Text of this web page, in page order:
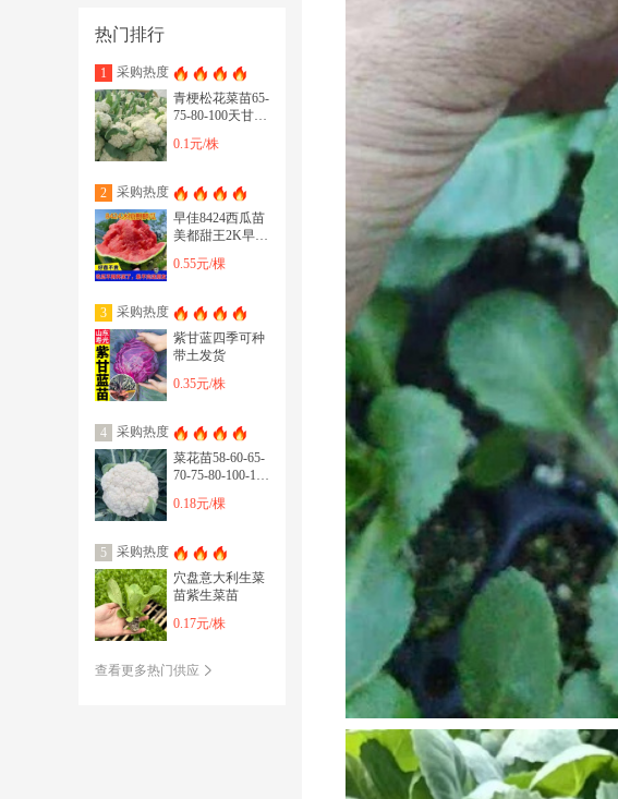
热门排行
1
采购热度
青梗松花菜苗65-
75-80-100天甘蓝
苗
0.1元/株
2
采购热度
早佳8424西瓜苗
美都甜王2K早春
直播西瓜有苗
0.55元/棵
3
采购热度
紫甘蓝四季可种
带土发货
0.35元/株
4
采购热度
菜花苗58-60-65-
70-75-80-100-103
0.18元/棵
5
采购热度
穴盘意大利生菜
苗紫生菜苗
0.17元/株
查看更多热门供应